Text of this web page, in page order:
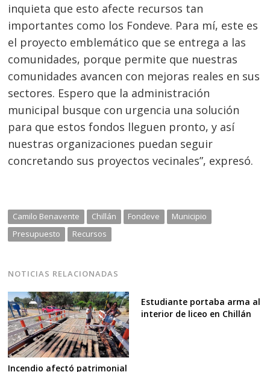
inquieta que esto afecte recursos tan
importantes como los Fondeve. Para mí, este es
el proyecto emblemático que se entrega a las
comunidades, porque permite que nuestras
comunidades avancen con mejoras reales en sus
sectores. Espero que la administración
municipal busque con urgencia una solución
para que estos fondos lleguen pronto, y así
nuestras organizaciones puedan seguir
concretando sus proyectos vecinales”, expresó.
Camilo Benavente Chillán Fondeve
Municipio
Presupuesto
Recursos
NOTICIAS RELACIONADAS
Incendio afectó patrimonial
Estudiante portaba arma al
interior de liceo en Chillán